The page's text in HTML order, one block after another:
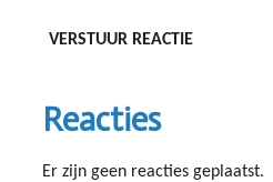
VERSTUUR REACTIE
Reacties
Er zijn geen reacties geplaatst.